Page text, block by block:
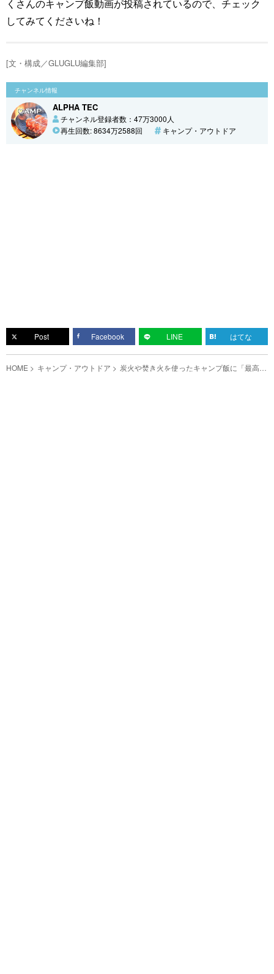
くさんのキャンプ飯動画が投稿されているので、チェック
してみてくださいね！
[文・構成／GLUGLU編集部]
チャンネル情報
ALPHA TEC
チャンネル登録者数：47万3000人
再生回数: 8634万2588回
キャンプ・アウトドア
Post Facebook LINE はてな
HOME キャンプ・アウトドア 炭火や焚き火を使ったキャンプ飯に「最高」
「この世界観、素敵すぎる」の声